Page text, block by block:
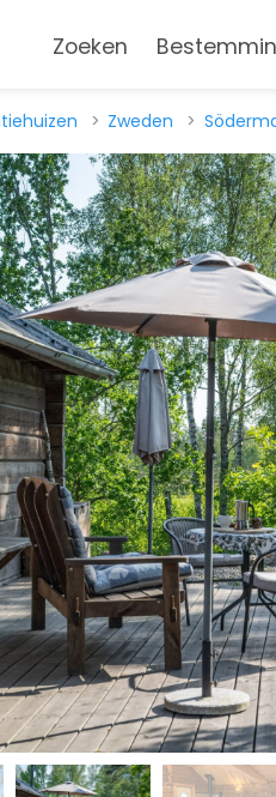
Zoeken
Zweden